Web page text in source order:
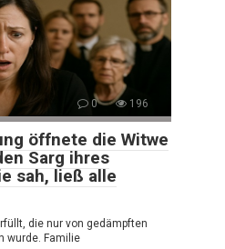
0 196
öffnete die Witwe
Sarg ihres
sah, ließ alle
die nur von gedämpften
wurde. Familie